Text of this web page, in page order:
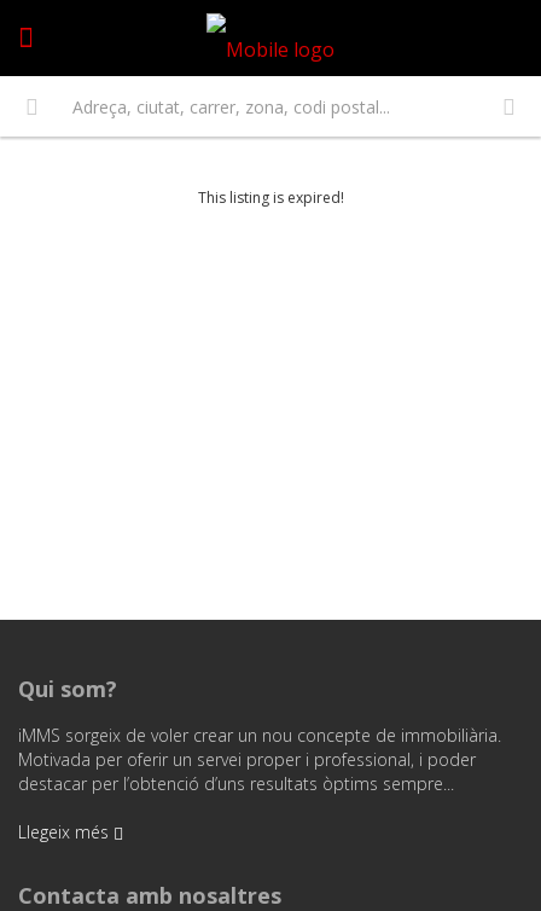
This listing is expired!
Qui som?
iMMS sorgeix de voler crear un nou concepte de immobiliària.
Motivada per oferir un servei proper i professional, i poder
destacar per l’obtenció d’uns resultats òptims sempre...
Llegeix més
Contacta amb nosaltres